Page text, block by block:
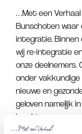
…Met een
Bunschoten waar
integratie.
wij re-integratie
onze deelnemers.
onder
nieuwe en
geloven namelijk
kracht van